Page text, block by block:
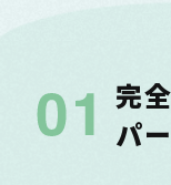
完
パ